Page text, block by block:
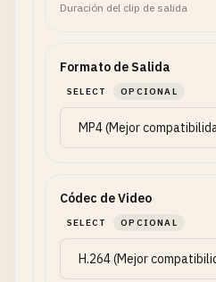
Duración del clip de salida
Formato de Salida
SELECT OPCIONAL
Códec de Video
SELECT OPCIONAL